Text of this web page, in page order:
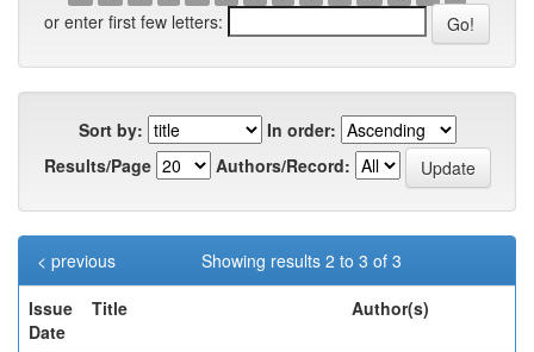
or enter first few letters:
Sort by:
In order:
Results/Page
Authors/Record:
Showing results 2 to 3 of 3
< previous
Issue
Date
Title Author(s)